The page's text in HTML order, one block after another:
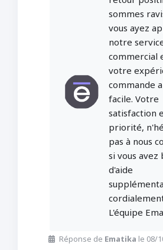
sommes
vous ayez
notre
commercial
votre
commande
facile. Votre
satisfaction
priorité,
pas à nous
si vous avez
d'aide
L'équipe
Réponse de Ematika le 08/